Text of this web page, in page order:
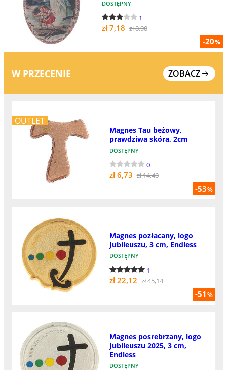
-20%
DOSTĘPNY
1
zł 7,18 zł 8,98
W PRZECENIE ZOBACZ
OUTLET
-53%
Magnes Tau beżowy,
prawdziwa skóra, 2cm
DOSTĘPNY
0
zł 6,73 zł 14,40
-51%
Magnes pozłacany, logo
Jubileuszu, 3 cm, Endless
DOSTĘPNY
1
zł 22,12 zł 45,14
Magnes posrebrzany, logo
Jubileuszu 2025, 3 cm,
Endless
DOSTĘPNY